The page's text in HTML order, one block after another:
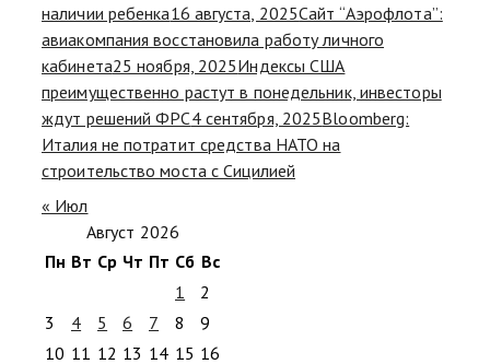
наличии ребенка16 августа, 2025Сайт “Аэрофлота”:
авиакомпания восстановила работу личного
кабинета25 ноября, 2025Индексы США
преимущественно растут в понедельник, инвесторы
ждут решений ФРС4 сентября, 2025Bloomberg:
Италия не потратит средства НАТО на
строительство моста с Сицилией
« Июл
Август 2026
Пн Вт Ср Чт Пт Сб Вс
1
2
3
4 5 6 7 8
9
10 11 12 13 14 15 16